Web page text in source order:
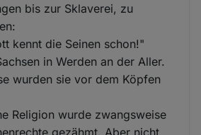
bis zur Sklaverei, zu
kennt die Seinen schon!"
in Werden an der Aller.
wurden sie vor dem Köpfen
Religion wurde zwangsweise
gezähmt. Aber nicht